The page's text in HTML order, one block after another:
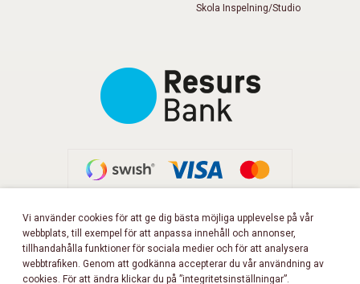
Skola Inspelning/Studio
FÖLJ OSS PÅ FACEBOOK!
Vi använder cookies för att ge dig bästa möjliga upplevelse på vår
webbplats, till exempel för att anpassa innehåll och annonser,
tillhandahålla funktioner för sociala medier och för att analysera
webbtrafiken. Genom att godkänna accepterar du vår användning av
cookies. För att ändra klickar du på ”integritetsinställningar”.